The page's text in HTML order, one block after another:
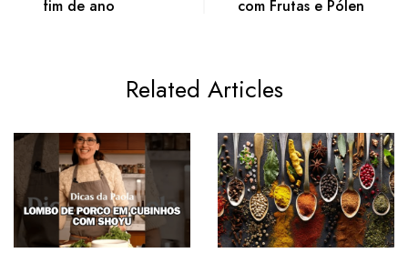
fim de ano com Frutas e Pólen
Related Articles